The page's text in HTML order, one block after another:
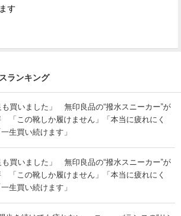
ます
ランキング
も買いました」 無印良品の“撥水スニーカー”が
「この靴しか履けません」「本当に疲れにく
生買い続けます」
も買いました」 無印良品の“撥水スニーカー”が
「この靴しか履けません」「本当に疲れにく
生買い続けます」